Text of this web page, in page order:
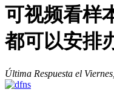
可视频看样
都可以安排
Última Respuesta el